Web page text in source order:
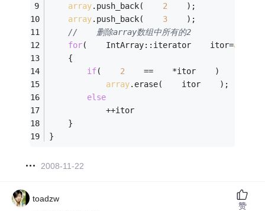
array.push_back( 2
    );
array.push_back( 3
    );
//    删除array数组中所有的2
for(    IntArray::iterator    itor=array
	{
if( 2
    ==    *itor    )
array.erase(    itor    );
else
			++itor
	}
}
2008-11-22
toadzw
赞